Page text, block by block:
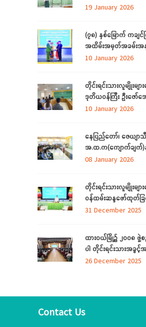
အပြည်ပြည်ဆိုင်ရာတရားရုံ
19 January 2026
(၇၈) နှစ်မြောက် ကချ
အထိမ်းအမှတ်အခမ်းအန
ဂုဏ်ထူးဆောင်ဆုများ ချီး
စည်းလုံးညီညွတ်ခြင်း
မနောအကကို ရိုးရာအ
အေးချမ်းပျော်ရွှင်စွာဆ
10 January 2026
တိုင်းရင်းသားလူမျိုးများ
ဒုတိယဝန်ကြီး ဦးဇော်‌အ
ကချင်ပြည်နယ်၊ ညွှန်ကြား‌
10 January 2026
နေပြည်တော်၊ ဇေယျာ
အ.ထ.က(ကျောက်ချက်)
အ.ထ.က(ရေဆင်း) တ်ို့မှ ကျ
ရေးရာဝန်ကြီးဌာနရှိ တိုင်
ယဉ်ကျေးမှုပြခန်းသို့
08 January 2026
တိုင်းရင်းသားလူမျိုးမျာ
ဝန်ထမ်းဆန္ဒဖော်ထုတ်ခ
သက်သာချောင်ချိရေး
အခမ်းအနား(၆/၂၀၂၅)က
31 December 2025
ထားဝယ်မြို့၌ ၂၀၀၈ ဖွဲ့
ပါ တိုင်းရင်းသားအခွင့်အရ
ဆွေးနွေးပွဲကျင်းပ
26 December 2025
Contact Us